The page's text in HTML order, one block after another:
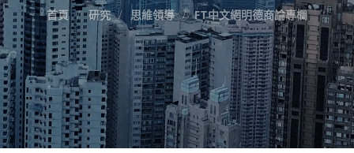
首頁 研究 思維領導 FT中文網明德商論專欄